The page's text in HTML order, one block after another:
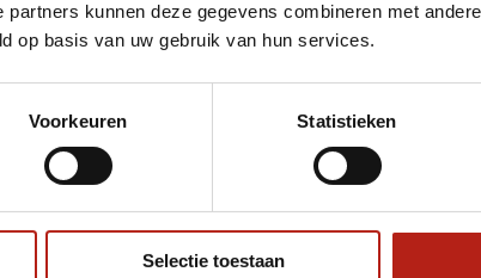
kunnen deze gegevens combineren met
op basis van uw gebruik van hun services.
Voorkeuren Statistieken
Selectie toestaan
Eenvoudig ruilen of retour
Volg ons